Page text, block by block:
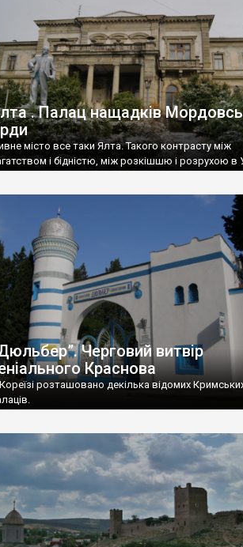
. Палац нащадків
місто все таки Ялта. Такого контрасту між
і бідністю, між розкішшю і розрухою в
Черговий витвір
Краснова
розташовано декілька відомих